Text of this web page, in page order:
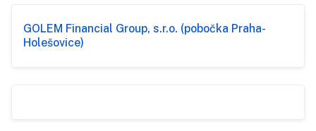
GOLEM Financial Group, s.r.o. (pobočka Praha-
Holešovice)